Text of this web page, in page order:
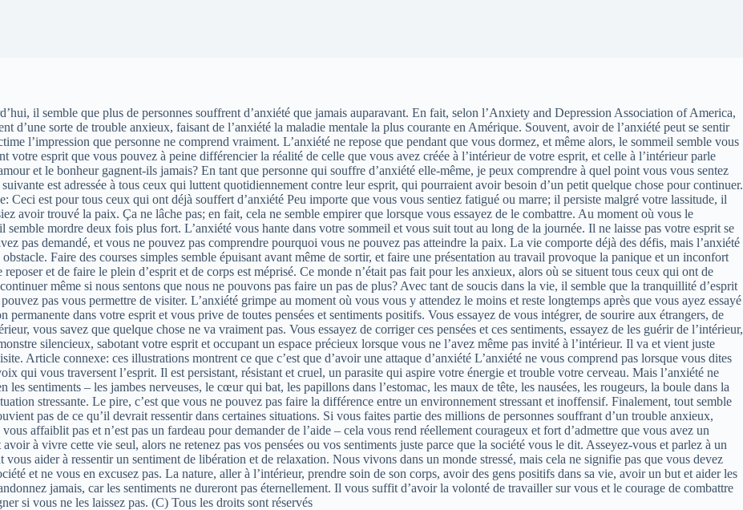
il semble que plus de personnes souffrent d’anxiété que jamais auparavant. En fait, selon l’Anxiety and Depression Association of America,
d’une sorte de trouble anxieux, faisant de l’anxiété la maladie mentale la plus courante en Amérique. Souvent, avoir de l’anxiété peut se sentir
l’impression que personne ne comprend vraiment. L’anxiété ne repose que pendant que vous dormez, et même alors, le sommeil semble vous
votre esprit que vous pouvez à peine différencier la réalité de celle que vous avez créée à l’intérieur de votre esprit, et celle à l’intérieur parle
et le bonheur gagnent-ils jamais? En tant que personne qui souffre d’anxiété elle-même, je peux comprendre à quel point vous vous sentez
est adressée à tous ceux qui luttent quotidiennement contre leur esprit, qui pourraient avoir besoin d’un petit quelque chose pour continuer.
Ceci est pour tous ceux qui ont déjà souffert d’anxiété Peu importe que vous vous sentiez fatigué ou marre; il persiste malgré votre lassitude, il
avoir trouvé la paix. Ça ne lâche pas; en fait, cela ne semble empirer que lorsque vous essayez de le combattre. Au moment où vous le
mordre deux fois plus fort. L’anxiété vous hante dans votre sommeil et vous suit tout au long de la journée. Il ne laisse pas votre esprit se
pas demandé, et vous ne pouvez pas comprendre pourquoi vous ne pouvez pas atteindre la paix. La vie comporte déjà des défis, mais l’anxiété
Faire des courses simples semble épuisant avant même de sortir, et faire une présentation au travail provoque la panique et un inconfort
et de faire le plein d’esprit et de corps est méprisé. Ce monde n’était pas fait pour les anxieux, alors où se situent tous ceux qui ont de
même si nous sentons que nous ne pouvons pas faire un pas de plus? Avec tant de soucis dans la vie, il semble que la tranquillité d’esprit
pas vous permettre de visiter. L’anxiété grimpe au moment où vous vous y attendez le moins et reste longtemps après que vous ayez essayé
dans votre esprit et vous prive de toutes pensées et sentiments positifs. Vous essayez de vous intégrer, de sourire aux étrangers, de
vous savez que quelque chose ne va vraiment pas. Vous essayez de corriger ces pensées et ces sentiments, essayez de les guérir de l’intérieur,
silencieux, sabotant votre esprit et occupant un espace précieux lorsque vous ne l’avez même pas invité à l’intérieur. Il va et vient juste
Article connexe: ces illustrations montrent ce que c’est que d’avoir une attaque d’anxiété L’anxiété ne vous comprend pas lorsque vous dites
qui vous traversent l’esprit. Il est persistant, résistant et cruel, un parasite qui aspire votre énergie et trouble votre cerveau. Mais l’anxiété ne
les sentiments – les jambes nerveuses, le cœur qui bat, les papillons dans l’estomac, les maux de tête, les nausées, les rougeurs, la boule dans la
stressante. Le pire, c’est que vous ne pouvez pas faire la différence entre un environnement stressant et inoffensif. Finalement, tout semble
pas de ce qu’il devrait ressentir dans certaines situations. Si vous faites partie des millions de personnes souffrant d’un trouble anxieux,
affaiblit pas et n’est pas un fardeau pour demander de l’aide – cela vous rend réellement courageux et fort d’admettre que vous avez un
à vivre cette vie seul, alors ne retenez pas vos pensées ou vos sentiments juste parce que la société vous le dit. Asseyez-vous et parlez à un
aider à ressentir un sentiment de libération et de relaxation. Nous vivons dans un monde stressé, mais cela ne signifie pas que vous devez
et ne vous en excusez pas. La nature, aller à l’intérieur, prendre soin de son corps, avoir des gens positifs dans sa vie, avoir un but et aider les
jamais, car les sentiments ne dureront pas éternellement. Il vous suffit d’avoir la volonté de travailler sur vous et le courage de combattre
si vous ne les laissez pas. (C) Tous les droits sont réservés